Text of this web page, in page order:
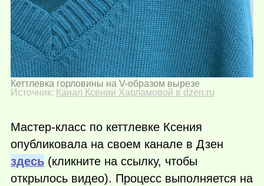
Кеттлевка горловины на V-образом вырезе
Источник: Канал Ксении Харламовой в dzen.ru
Мастер-класс по кеттлевке Ксения
опубликовала на своем канале в Дзен
здесь (кликните на ссылку, чтобы
открылось видео). Процесс выполняется на